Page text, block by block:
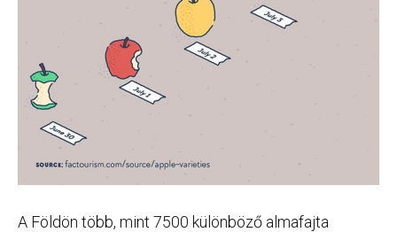
A Földön több, mint 7500 különböző almafajta